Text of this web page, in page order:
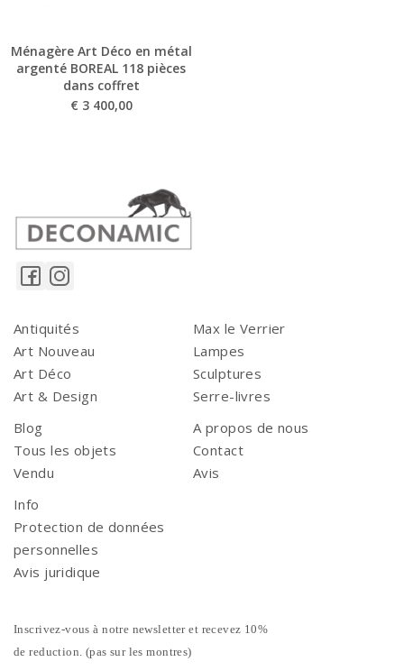
Ménagère Art Déco en métal
argenté BOREAL 118 pièces
dans coffret
€ 3 400,00
Antiquités
Art Nouveau
Art Déco
Art & Design
Max le Verrier
Lampes
Sculptures
Serre-livres
Blog
Tous les objets
Vendu
A propos de nous
Contact
Avis
Info
Protection de données
personnelles
Avis juridique
Inscrivez-vous à notre newsletter et recevez 10%
de reduction. (pas sur les montres)